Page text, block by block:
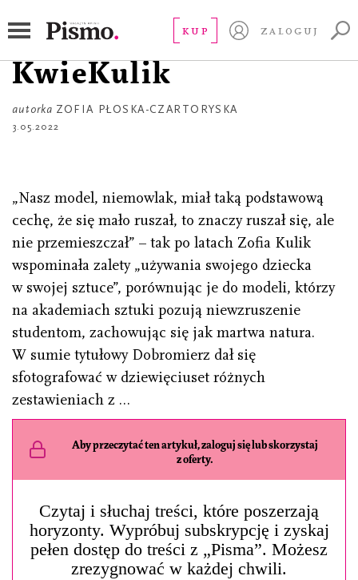
KUP ZALOGUJ
W ramach Pisma:
KwieKulik
autorka ZOFIA PŁOSKA-CZARTORYSKA
3.05.2022
„Nasz model, niemowlak, miał taką podstawową
cechę, że się mało ruszał, to znaczy ruszał się, ale
nie przemieszczał” – tak po latach Zofia Kulik
wspominała zalety „używania swojego dziecka
w swojej sztuce”, porównując je do modeli, którzy
na akademiach sztuki pozują niewzruszenie
studentom, zachowując się jak martwa natura.
W sumie tytułowy Dobromierz dał się
sfotografować w dziewięciuset różnych
zestawieniach z …
Aby przeczytać ten artykuł, zaloguj się lub skorzystaj
z oferty.
Czytaj i słuchaj treści, które poszerzają
horyzonty. Wypróbuj subskrypcję i zyskaj
pełen dostęp do treści z „Pisma”. Możesz
zrezygnować w każdej chwili.